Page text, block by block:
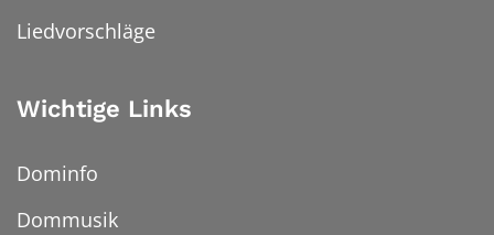
Liedvorschläge
Wichtige Links
Dominfo
Dommusik